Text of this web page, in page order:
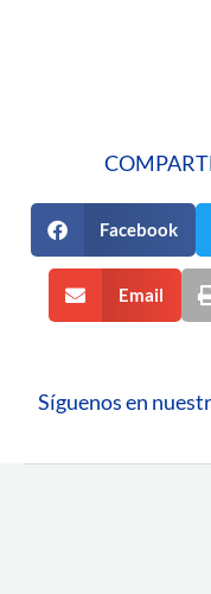
Facebook
Email
Síguenos en